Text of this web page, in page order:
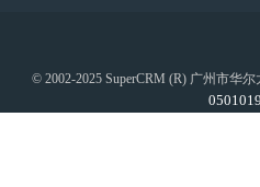
© 2002-2025 SuperCRM (R) 广州市华